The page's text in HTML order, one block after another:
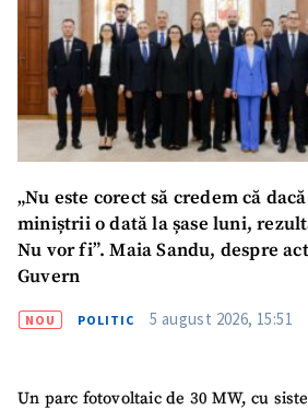
„Nu este corect să credem că
miniștrii o dată la șase luni,
Nu vor fi”. Maia Sandu, despre
Guvern
NOU POLITIC 5 august 2026, 15:51
Un parc fotovoltaic de 30 MW, cu